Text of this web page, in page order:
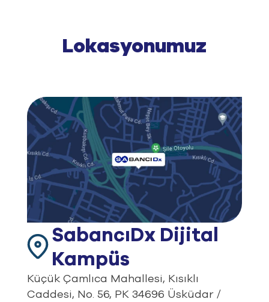
Lokasyonumuz
SabancıDx Dijital
Kampüs
Küçük Çamlıca Mahallesi, Kısıklı
Caddesi, No. 56, PK 34696 Üsküdar /